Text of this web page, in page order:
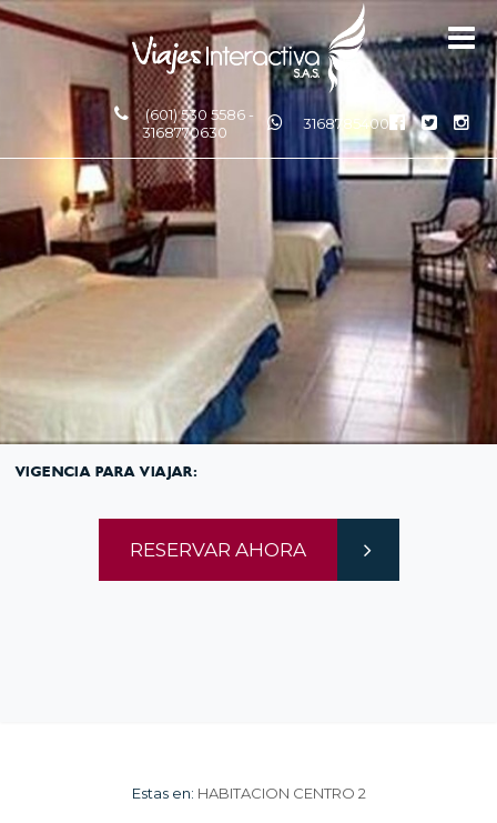
(601) 530 5586 -
3168770630
3168785400
Estas en: HABITACION CENTRO 2
VIGENCIA PARA VIAJAR:
RESERVAR AHORA